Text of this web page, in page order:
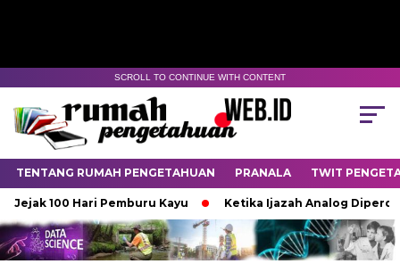
SCROLL TO CONTINUE WITH CONTENT
TENTANG RUMAH PENGETAHUAN PRANALA TWIT
Jejak 100 Hari Pemburu Kayu Ketika Ijazah Analog